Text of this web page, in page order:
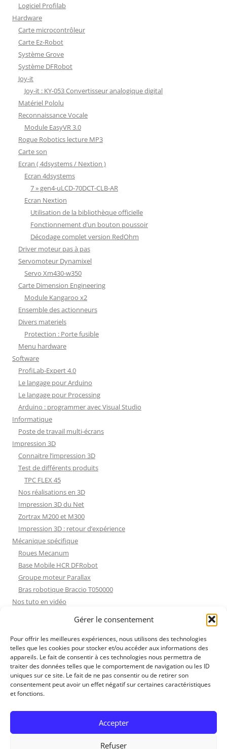
Gérer le consentement
Pour offrir les meilleures expériences, nous utilisons des technologies
telles que les cookies pour stocker et/ou accéder aux informations des
appareils. Le fait de consentir à ces technologies nous permettra de
traiter des données telles que le comportement de navigation ou les ID
uniques sur ce site. Le fait de ne pas consentir ou de retirer son
consentement peut avoir un effet négatif sur certaines caractéristiques
et fonctions.
Accepter
Refuser
Logiciel Profilab
Hardware
Carte microcontrôleur
Carte Ez-Robot
Système Grove
Système DFRobot
Joy-it
Joy-it : KY-053 Convertisseur analogique digital
Matériel Pololu
Reconnaissance Vocale
Module EasyVR 3.0
Rogue Robotics lecture MP3
Carte son
Ecran ( 4dsystems / Nextion )
Ecran 4dsystems
7 » gen4-uLCD-70DCT-CLB-AR
Ecran Nextion
Utilisation de la bibliothèque officielle
Fonctionnement d’un bouton poussoir
Décodage complet version RedOhm
Driver moteur pas à pas
Servomoteur Dynamixel
Servo Xm430-w350
Carte Dimension Engineering
Module Kangaroo x2
Ensemble des actionneurs
Divers materiels
Protection : Porte fusible
Menu hardware
Software
ProfiLab-Expert 4.0
Le langage pour Arduino
Le langage pour Processing
Arduino : programmer avec Visual Studio
Informatique
Poste de travail multi-écrans
Impression 3D
Connaitre l’impression 3D
Test de différents produits
TPC FLEX 45
Nos réalisations en 3D
Impression 3D du Net
Zortrax M200 et M300
Impression 3D : retour d’expérience
Mécanique spécifique
Roues Mecanum
Base Mobile HCR DFRobot
Groupe moteur Parallax
Bras robotique Braccio T050000
Nos tuto en vidéo
Les Moteurs Pas à Pas
Projets Processing
Amélioration de l’habitat
Tir sportif
Fichiers dessin
Fichiers dessin
Contact et mentions légales